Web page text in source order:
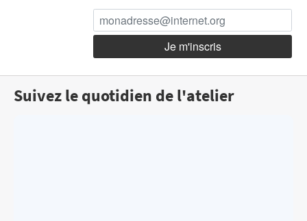
Suivez le quotidien de l'atelier